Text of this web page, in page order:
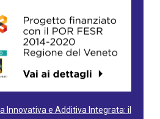
Innovativa e Additiva Integrata: il